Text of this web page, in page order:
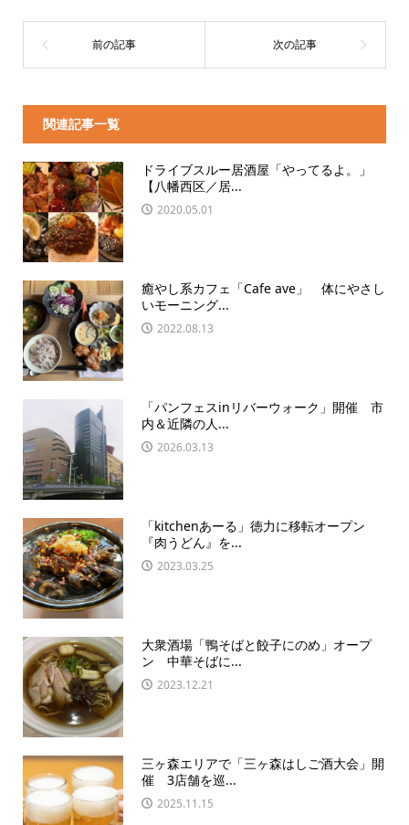
関連記事一覧
ドライブスルー居酒屋「やってるよ。」
【八幡西区／居...
2020.05.01
癒やし系カフェ「Cafe ave」 体にやさし
いモーニング...
2022.08.13
「パンフェスinリバーウォーク」開催 市
内＆近隣の人...
2026.03.13
「kitchenあーる」徳力に移転オープン
『肉うどん』を...
2023.03.25
大衆酒場「鴨そばと餃子にのめ」オープ
ン 中華そばに...
2023.12.21
三ヶ森エリアで「三ヶ森はしご酒大会」開
催 3店舗を巡...
2025.11.15